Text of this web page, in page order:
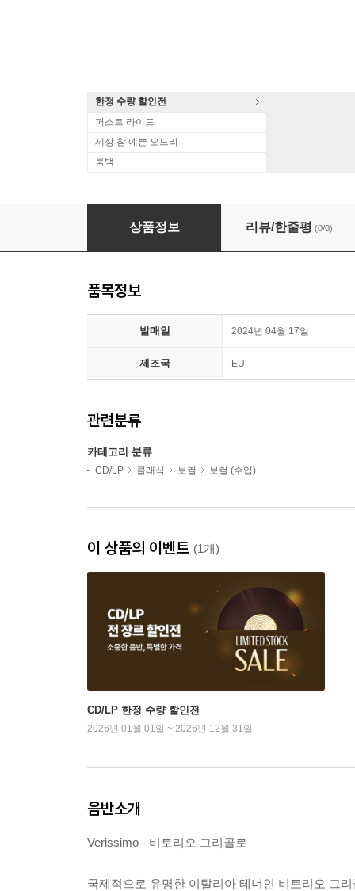
한정 수량 할인전
퍼스트 라이드
세상 참 예쁜 오드리
룩백
Vittorio Grigolo 비토리오 그리골로 보컬 모음
상품정보 리뷰/한줄평 (0/0)
품목정보
발매일 2024년 04월 17일
제조국 EU
관련분류
카테고리 분류
CD/LP 클래식 보컬 보컬 (수입)
이 상품의 이벤트 (1개)
CD/LP 한정 수량 할인전
2026년 01월 01일 ~ 2026년 12월 31일
음반소개
Verissimo - 비토리오 그리골로
국제적으로 유명한 이탈리아 테너인 비토리오 그